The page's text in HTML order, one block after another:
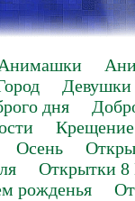
Анимашки
Девушки
дня
Крещение
Осень
Открытки 8
рожденья